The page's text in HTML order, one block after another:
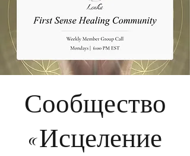
Сообщество
«Исцеление